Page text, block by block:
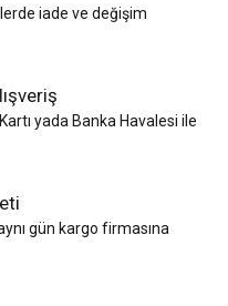
iade ve değişim
yada Banka Havalesi ile
gün kargo firmasına